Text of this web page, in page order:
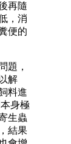
再隨
，消
便的
題，
解
料進
身極
生蟲
結果